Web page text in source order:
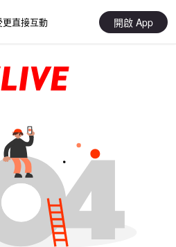
直接互動 開啟 App